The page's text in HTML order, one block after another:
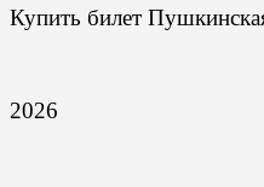
Купить билет
2026